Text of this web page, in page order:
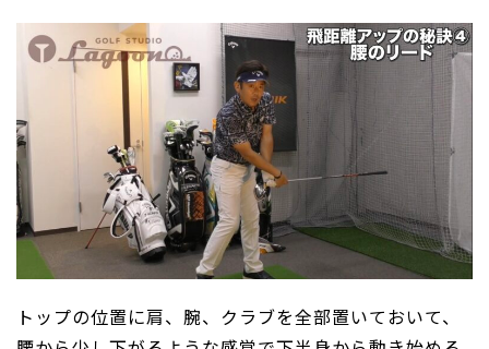
トップの位置に肩、腕、クラブを全部置いておいて、